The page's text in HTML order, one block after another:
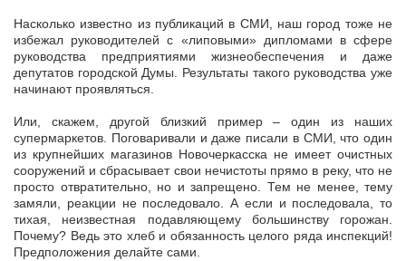
Насколько известно из публикаций в СМИ, наш город тоже не
избежал руководителей с «липовыми» дипломами в сфере
руководства предприятиями жизнеобеспечения и даже
депутатов городской Думы. Результаты такого руководства уже
начинают проявляться.
Или, скажем, другой близкий пример – один из наших
супермаркетов. Поговаривали и даже писали в СМИ, что один
из крупнейших магазинов Новочеркасска не имеет очистных
сооружений и сбрасывает свои нечистоты прямо в реку, что не
просто отвратительно, но и запрещено. Тем не менее, тему
замяли, реакции не последовало. А если и последовала, то
тихая, неизвестная подавляющему большинству горожан.
Почему? Ведь это хлеб и обязанность целого ряда инспекций!
Предположения делайте сами.